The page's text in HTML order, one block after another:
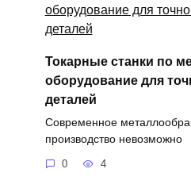
Токарные станки по
оборудование для
деталей
Современное
производство невозможно
0 4